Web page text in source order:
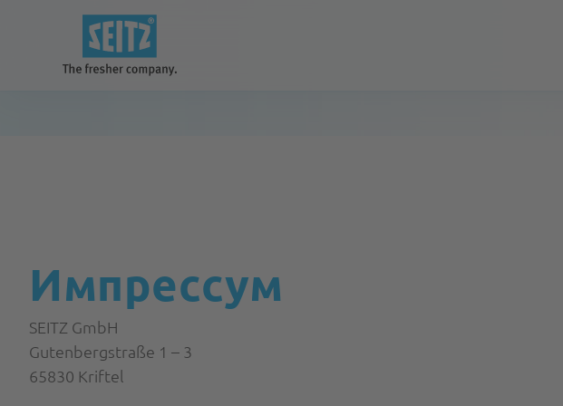
Системы
Импрессум
SEITZ GmbH
Gutenbergstraße 1 – 3
65830 Kriftel